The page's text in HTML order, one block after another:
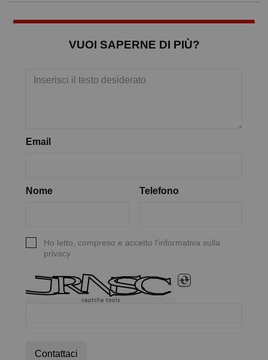
VUOI SAPERNE DI PIÙ?
Email
Nome Telefono
Ho letto, compreso e accetto l'informativa sulla
privacy
captcha tools
Contattaci